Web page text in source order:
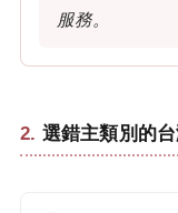
服務。
選錯主類別的